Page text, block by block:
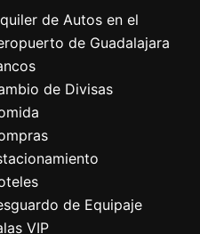
de Autos en el
de Guadalajara
de Divisas
de Equipaje
VIP